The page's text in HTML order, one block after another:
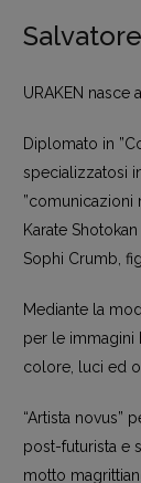
URAKEN nasce
Diplomato in
specializzatosi
”comunicazioni
Karate
Sophi Crumb,
Mediante la
per le immagini
colore, luci ed
“Artista novus”
post-futurista e
motto